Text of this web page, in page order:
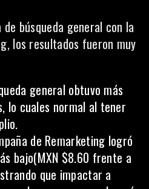
búsqueda general con la
los resultados fueron muy
general obtuvo más
lo cuales normal al tener
de Remarketing logró
bajo(MXN $8.60 frente a
que impactar a